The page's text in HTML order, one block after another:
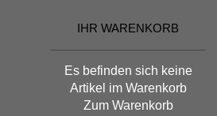
IHR WARENKORB
Es befinden sich keine
Artikel im Warenkorb
Zum Warenkorb